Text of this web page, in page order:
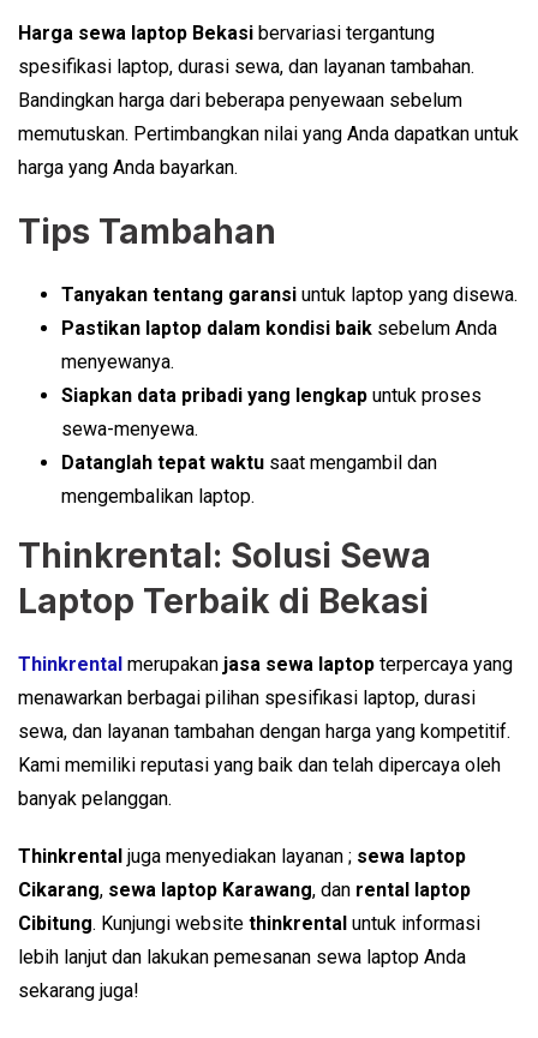
Harga sewa laptop Bekasi bervariasi tergantung
spesifikasi laptop, durasi sewa, dan layanan tambahan.
Bandingkan harga dari beberapa penyewaan sebelum
memutuskan. Pertimbangkan nilai yang Anda dapatkan untuk
harga yang Anda bayarkan.
Tips Tambahan
Tanyakan tentang garansi untuk laptop yang disewa.
Pastikan laptop dalam kondisi baik sebelum Anda
menyewanya.
Siapkan data pribadi yang lengkap untuk proses
sewa-menyewa.
Datanglah tepat waktu saat mengambil dan
mengembalikan laptop.
Thinkrental: Solusi Sewa
Laptop Terbaik di Bekasi
Thinkrental merupakan jasa sewa laptop terpercaya yang
menawarkan berbagai pilihan spesifikasi laptop, durasi
sewa, dan layanan tambahan dengan harga yang kompetitif.
Kami memiliki reputasi yang baik dan telah dipercaya oleh
banyak pelanggan.
Thinkrental juga menyediakan layanan ; sewa laptop
Cikarang, sewa laptop Karawang, dan rental laptop
Cibitung. Kunjungi website thinkrental untuk informasi
lebih lanjut dan lakukan pemesanan sewa laptop Anda
sekarang juga!